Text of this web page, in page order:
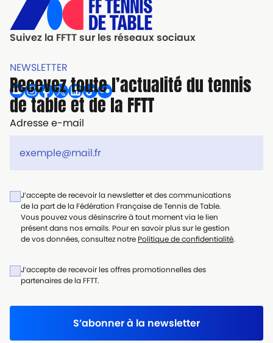
Suivez la FFTT sur les réseaux sociaux
NEWSLETTER
Recevez toute l’actualité du tennis
de table et de la FFTT
Adresse e-mail
J’accepte de recevoir la newsletter et des communications
de la part de la Fédération Française de Tennis de Table.
Vous pouvez vous désinscrire à tout moment via le lien
présent dans nos emails. Pour en savoir plus sur le gestion
de vos données, consultez notre Politique de confidentialité.
J’accepte de recevoir les offres promotionnelles des
partenaires de la FFTT.
S’abonner à la newsletter